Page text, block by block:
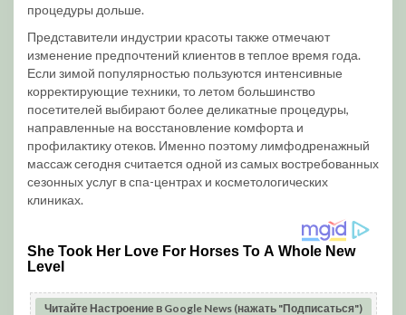
процедуры дольше.
Представители индустрии красоты также отмечают
изменение предпочтений клиентов в теплое время года.
Если зимой популярностью пользуются интенсивные
корректирующие техники, то летом большинство
посетителей выбирают более деликатные процедуры,
направленные на восстановление комфорта и
профилактику отеков. Именно поэтому лимфодренажный
массаж сегодня считается одной из самых востребованных
сезонных услуг в спа-центрах и косметологических
клиниках.
Читайте Настроение в Google News (нажать "Подписаться")